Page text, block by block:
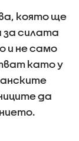
която ще
силата
и не само
като у
да